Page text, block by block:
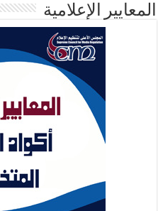
المعايير الإعلامية